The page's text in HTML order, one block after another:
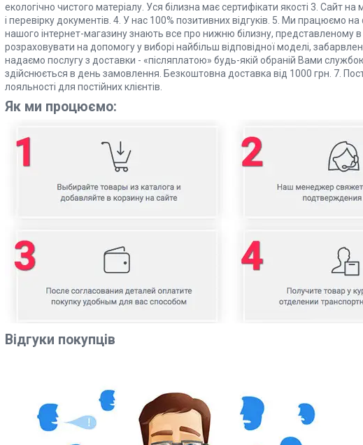
екологічно чистого матеріалу. Уся білизна має сертифікати якості 3. Сайт
і перевірку документів. 4. У нас 100% позитивних відгуків. 5. Ми працюємо на
нашого інтернет-магазину знають все про нижню білизну, представленому
розраховувати на допомогу у виборі найбільш відповідної моделі,
надаємо послугу з доставки - «післяплатою» будь-якій обраній Вами
здійснюється в день замовлення. Безкоштовна доставка від 1000 грн. 7.
лояльності для постійних клієнтів.
Як ми процюємо:
Відгуки покупців